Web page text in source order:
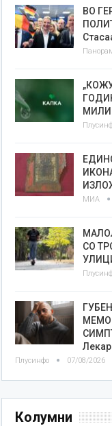
ВО
МИА
СО
Плусинфо 07/08/2026
Колумни